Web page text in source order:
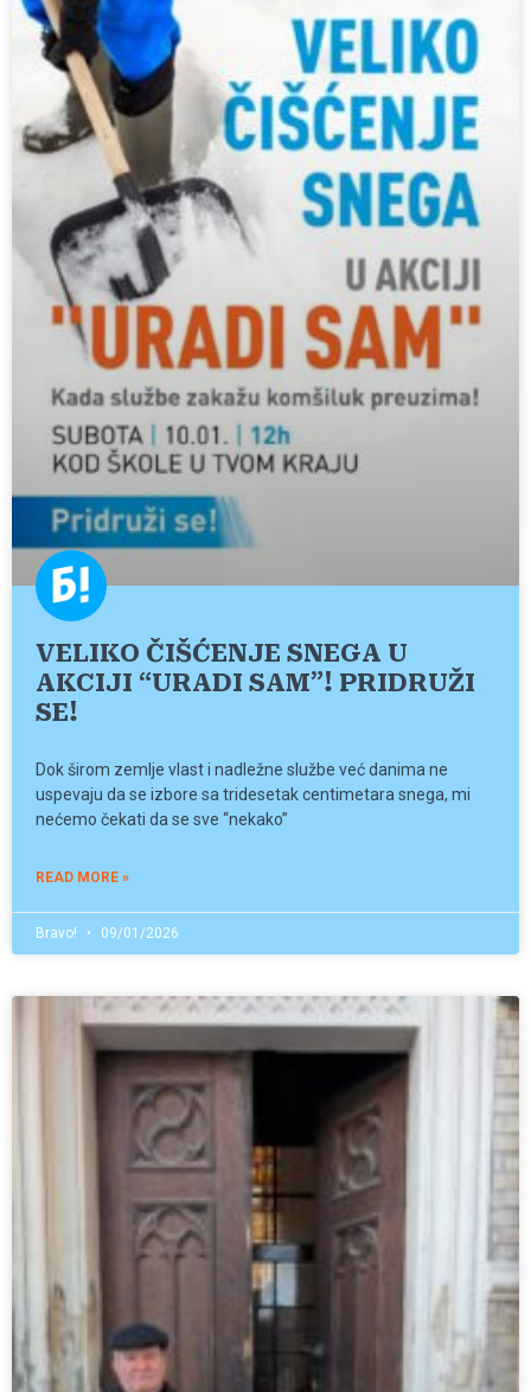
VELIKO ČIŠĆENJE SNEGA U
AKCIJI “URADI SAM”! PRIDRUŽI
SE!
Dok širom zemlje vlast i nadležne službe već danima ne
uspevaju da se izbore sa tridesetak centimetara snega, mi
nećemo čekati da se sve “nekako”
READ MORE »
Bravo! 09/01/2026